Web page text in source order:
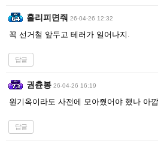
홀리피면줘 26-04-26 12:32
꼭 선거철 앞두고 테러가 일어나지.
답글
권츈봉 26-04-26 16:19
원기옥이라도 사전에 모아줬어야 했나 아
답글